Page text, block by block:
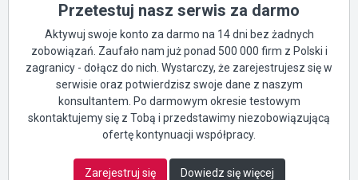
Przetestuj nasz serwis za darmo
Aktywuj swoje konto za darmo na 14 dni bez żadnych
zobowiązań. Zaufało nam już ponad 500 000 firm z Polski i
zagranicy - dołącz do nich. Wystarczy, że zarejestrujesz się w
serwisie oraz potwierdzisz swoje dane z naszym
konsultantem. Po darmowym okresie testowym
skontaktujemy się z Tobą i przedstawimy niezobowiązującą
ofertę kontynuacji współpracy.
Zarejestruj się Dowiedz się więcej